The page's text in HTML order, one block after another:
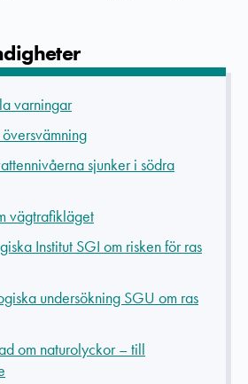
varningar
sjunker i södra
vägtrafikläget
Institut SGI om risken för ras
undersökning SGU om ras
om naturolyckor–till